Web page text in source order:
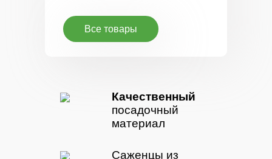
Все товары
Качественный
посадочный
материал
Саженцы из